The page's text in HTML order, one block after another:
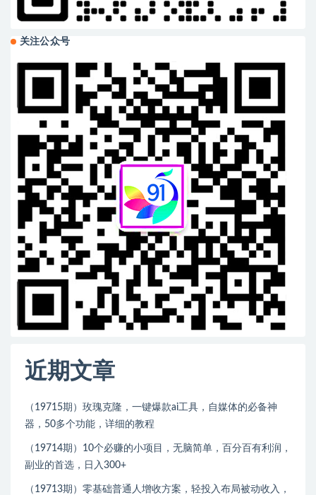
关注公众号
近期文章
（19715期）玫瑰克隆，一键爆款ai工具，自媒体的必备神
器，50多个功能，详细的教程
（19714期）10个必赚的小项目，无脑简单，百分百有利润，
副业的首选，日入300+
（19713期）零基础普通人增收方案，轻投入布局被动收入，